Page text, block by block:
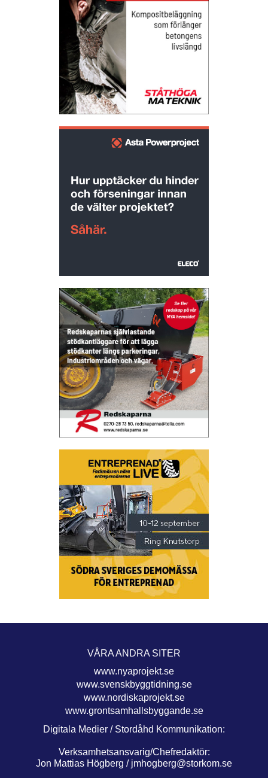
VÅRA ANDRA SITER
www.nyaprojekt.se
www.svenskbyggtidning.se
www.nordiskaprojekt.se
www.grontsamhallsbyggande.se
Digitala Medier / Stordåhd Kommunikation:
Verksamhetsansvarig/Chefredaktör:
Jon Mattias Högberg / jmhogberg@storkom.se